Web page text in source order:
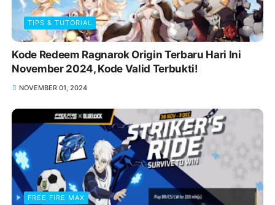
TIPS & TUTORIAL
Kode Redeem Ragnarok Origin Terbaru Hari Ini
November 2024, Kode Valid Terbukti!
NOVEMBER 01, 2024
FREE FIRE MAX